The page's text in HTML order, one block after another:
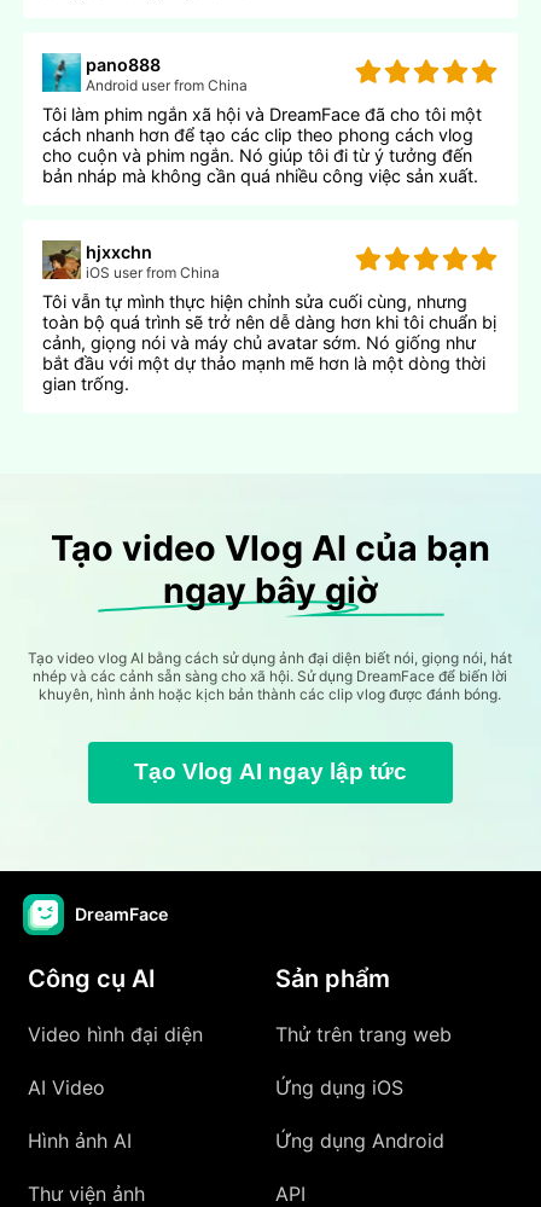
pano888
Android user from China
Tôi làm phim ngắn xã hội và DreamFace đã cho tôi một
cách nhanh hơn để tạo các clip theo phong cách vlog
cho cuộn và phim ngắn. Nó giúp tôi đi từ ý tưởng đến
bản nháp mà không cần quá nhiều công việc sản xuất.
hjxxchn
iOS user from China
Tôi vẫn tự mình thực hiện chỉnh sửa cuối cùng, nhưng
toàn bộ quá trình sẽ trở nên dễ dàng hơn khi tôi chuẩn bị
cảnh, giọng nói và máy chủ avatar sớm. Nó giống như
bắt đầu với một dự thảo mạnh mẽ hơn là một dòng thời
gian trống.
Tạo video Vlog AI của bạn
ngay bây giờ
Tạo video vlog AI bằng cách sử dụng ảnh đại diện biết nói, giọng nói, hát
nhép và các cảnh sẵn sàng cho xã hội. Sử dụng DreamFace để biến lời
khuyên, hình ảnh hoặc kịch bản thành các clip vlog được đánh bóng.
Tạo Vlog AI ngay lập tức
DreamFace
Công cụ AI
Video hình đại diện
AI Video
Hình ảnh AI
Thư viện ảnh
Sản phẩm
Thử trên trang web
Ứng dụng iOS
Ứng dụng Android
API